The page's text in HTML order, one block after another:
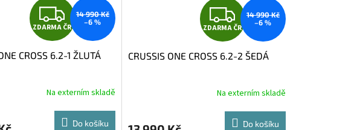
Z
D
A
R
M
ZDARMA ČR
14 990 Kč
–6 %
CROSS 6.2-1 ŽLUTÁ
Na externím skladě
Do košíku
Z
D
A
R
M
ZDARMA ČR
14 990 Kč
–6 %
CRUSSIS ONE CROSS 6.2-2 ŠEDÁ
Na externím skladě
Do košíku